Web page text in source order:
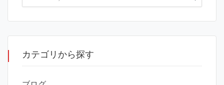
カテゴリから探す